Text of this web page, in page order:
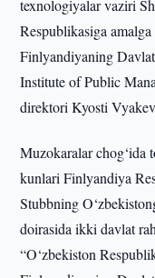
texnologiyalar vaziri
Respublikasiga
Finlyandiyaning
Institute of Public
direktori Kyosti
Muzokaralar
kunlari Finlyandiya
Stubbning
doirasida ikki davlat
“O‘zbekiston